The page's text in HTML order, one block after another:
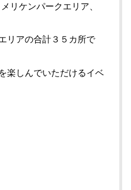
リケンパークエリア、
リアの合計３５カ所で
楽しんでいただけるイベ